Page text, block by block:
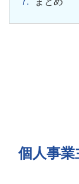
個人事業